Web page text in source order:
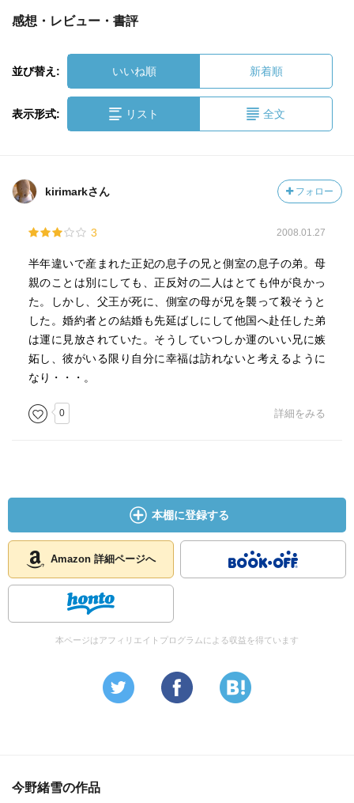
感想・レビュー・書評
並び替え: いいね順 新着順
表示形式: リスト 全文
kirimarkさん フォロー
3 2008.01.27
半年違いで産まれた正妃の息子の兄と側室の息子の弟。母
親のことは別にしても、正反対の二人はとても仲が良かっ
た。しかし、父王が死に、側室の母が兄を襲って殺そうと
した。婚約者との結婚も先延ばしにして他国へ赴任した弟
は運に見放されていた。そうしていつしか運のいい兄に嫉
妬し、彼がいる限り自分に幸福は訪れないと考えるように
なり・・・。
0 詳細をみる
本棚に登録する
Amazon 詳細ページへ
本ページはアフィリエイトプログラムによる収益を得ています
今野緒雪の作品